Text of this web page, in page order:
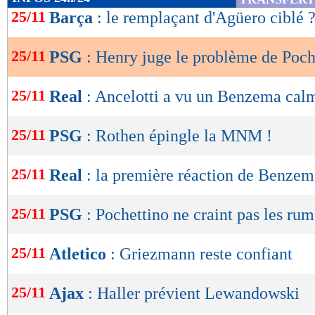
de
OK
25/11 Barça : le remplaçant d'Agüero ciblé ?
25/11 PSG : Henry juge le problème de
25/11 Real : Ancelotti a vu un Benzema
25/11 PSG : Rothen épingle la MNM !
25/11 Real : la première réaction de
25/11 PSG : Pochettino ne craint pas les
25/11 Atletico : Griezmann reste confiant
25/11 Ajax : Haller prévient Lewandowski